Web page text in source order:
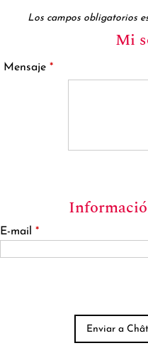
Los campos obligatorios
Mi
Mensaje *
E-mail *